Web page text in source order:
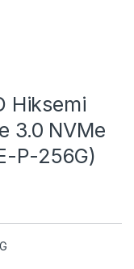
Hiksemi
3.0 NVMe
P-256G)